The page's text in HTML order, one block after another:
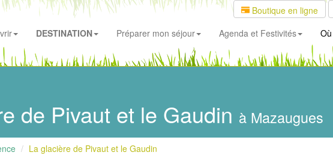
Boutique en ligne
DESTINATION Préparer mon séjour Agenda et Festivités
de Pivaut et le Gaudin à Mazaugues
La glacière de Pivaut et le Gaudin